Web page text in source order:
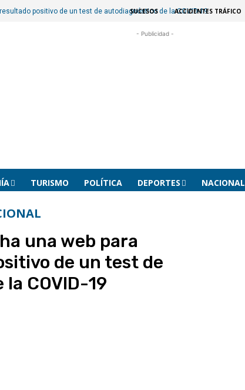
positivo de un test de autodiagnóstico de la COVID-19
SUCESOS ACCIDENTES TRÁFICO
- Publicidad -
TURISMO POLÍTICA DEPORTES NACIONAL
una web para
de un test de
COVID-19